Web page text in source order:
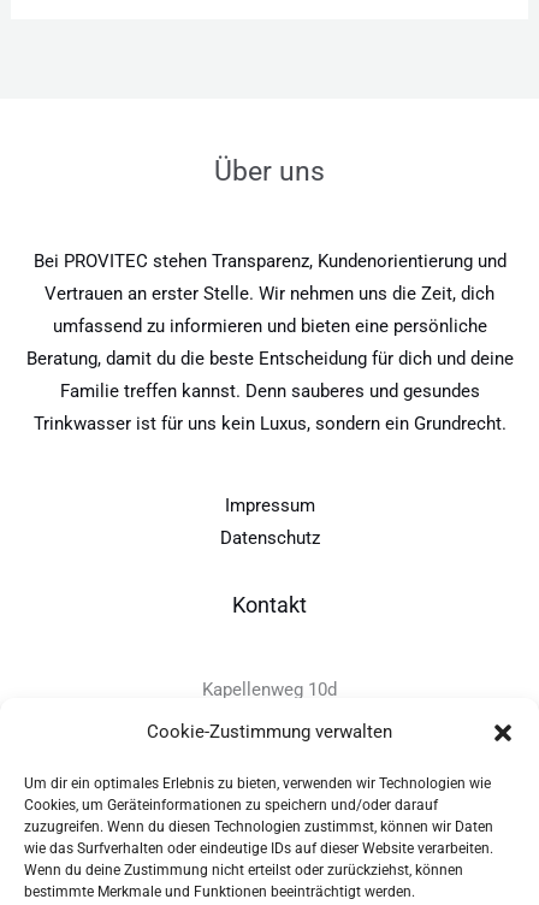
Cookie-Zustimmung verwalten
Um dir ein optimales Erlebnis zu bieten, verwenden wir Technologien wie
Cookies, um Geräteinformationen zu speichern und/oder darauf
zuzugreifen. Wenn du diesen Technologien zustimmst, können wir Daten
wie das Surfverhalten oder eindeutige IDs auf dieser Website verarbeiten.
Wenn du deine Zustimmung nicht erteilst oder zurückziehst, können
bestimmte Merkmale und Funktionen beeinträchtigt werden.
Über uns
Bei PROVITEC stehen Transparenz, Kundenorientierung und
Vertrauen an erster Stelle. Wir nehmen uns die Zeit, dich
umfassend zu informieren und bieten eine persönliche
Beratung, damit du die beste Entscheidung für dich und deine
Familie treffen kannst. Denn sauberes und gesundes
Trinkwasser ist für uns kein Luxus, sondern ein Grundrecht.
Impressum
Datenschutz
Kontakt
Kapellenweg 10d
D-94575 Windorf
+49 - (0)8546 - 97 39 0
info@provitec.de
www.provitec.com